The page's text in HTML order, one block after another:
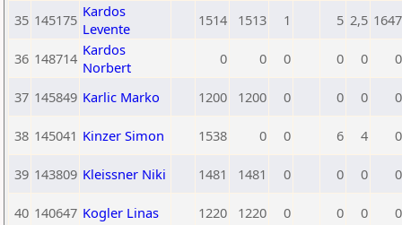
35 145175 Kardos
Levente
1514 1513 1 5 2,5 1647
36 148714 Kardos
Norbert
0 0 0 0 0 0
37 145849 Karlic Marko 1200 1200 0 0 0 0
38 145041 Kinzer Simon 1538 0 0 6 4 0
39 143809 Kleissner Niki 1481 1481 0 0 0 0
40 140647 Kogler Linas 1220 1220 0 0 0 0